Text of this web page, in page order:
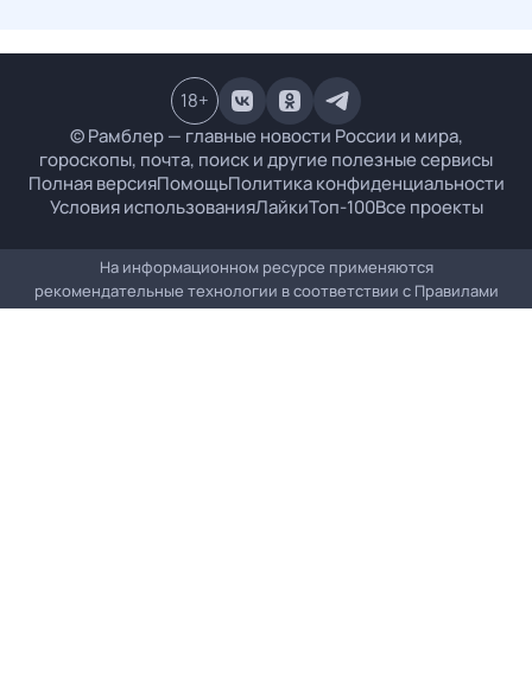
© Рамблер — главные новости России и мира,
гороскопы, почта, поиск и другие полезные сервисы
Полная версияПомощьПолитика конфиденциальности
Условия использованияЛайкиТоп-100Все проекты
18+
На информационном ресурсе применяются
рекомендательные технологии в соответствии с Правилами